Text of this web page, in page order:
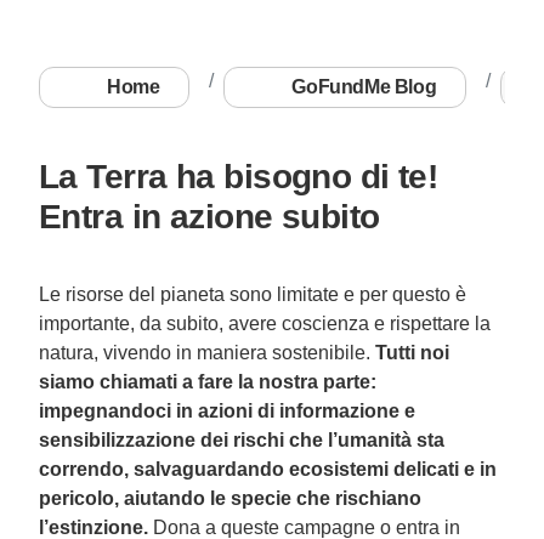
Home GoFundMe Blog
La Terra ha bisogno di te!
Entra in azione subito
Le risorse del pianeta sono limitate e per questo è
importante, da subito, avere coscienza e rispettare la
natura, vivendo in maniera sostenibile. Tutti noi
siamo chiamati a fare la nostra parte:
impegnandoci in azioni di informazione e
sensibilizzazione dei rischi che l’umanità sta
correndo, salvaguardando ecosistemi delicati e in
pericolo, aiutando le specie che rischiano
l’estinzione. Dona a queste campagne o entra in